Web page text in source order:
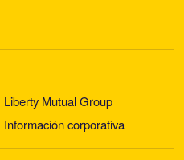
Liberty Mutual Group
Información corporativa